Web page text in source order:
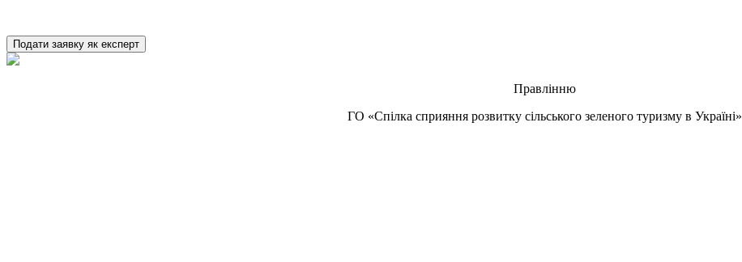
Подати заявку як експерт
Правлінню
ГО «Спілка сприяння розвитку сільського зеленого туризму в Україні»